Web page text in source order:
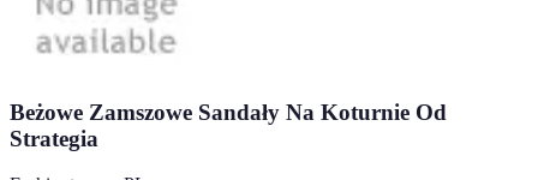
Beżowe Zamszowe Sandały Na Koturnie Od
Strategia